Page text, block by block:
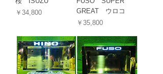
価格
￥34,800
GREAT ウロコ
価格
￥35,800